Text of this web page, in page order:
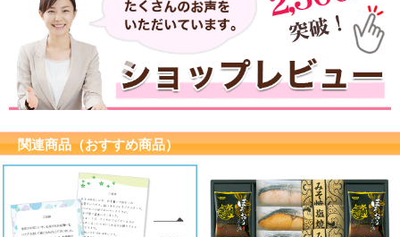
関連商品（おすすめ商品）